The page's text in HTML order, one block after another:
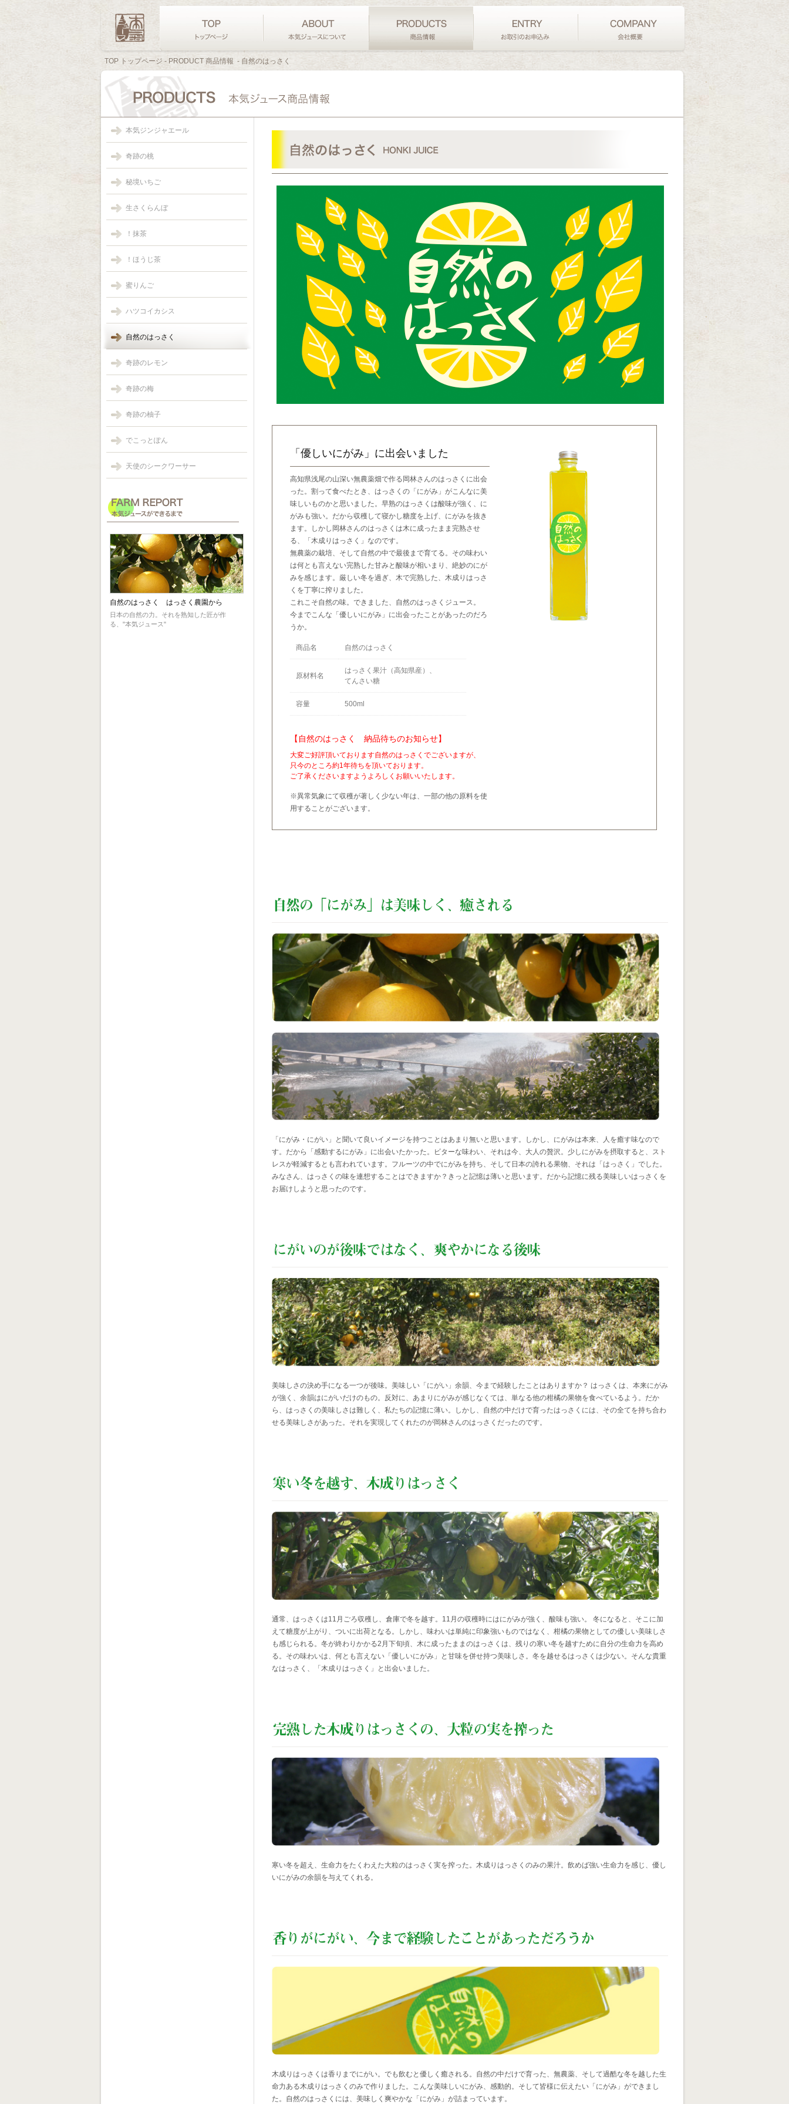
TOP トップページ - PRODUCT 商品情報 - 自然のはっさく
「優しいにがみ」に出会いました
高知県浅尾の山深い無農薬畑で作る岡林さんのはっさくに出会
った。割って食べたとき、はっさくの「にがみ」がこんなに美
味しいものかと思いました。早熟のはっさくは酸味が強く、に
がみも強い。だから収穫して寝かし糖度を上げ、にがみを抜き
ます。しかし岡林さんのはっさくは木に成ったまま完熟させ
る、「木成りはっさく」なのです。
無農薬の栽培、そして自然の中で最後まで育てる。その味わい
は何とも言えない完熟した甘みと酸味が相いまり、絶妙のにが
みを感じます。厳しい冬を過ぎ、木で完熟した、木成りはっさ
くを丁寧に搾りました。
これこそ自然の味。できました、自然のはっさくジュース。
今までこんな「優しいにがみ」に出会ったことがあったのだろ
うか。
商品名 自然のはっさく
原材料名
はっさく果汁（高知県産）、
てんさい糖
容量 500ml
【自然のはっさく 納品待ちのお知らせ】
大変ご好評頂いております自然のはっさくでございますが、
只今のところ約1年待ちを頂いております。
ご了承くださいますようよろしくお願いいたします。
※異常気象にて収穫が著しく少ない年は、一部の他の原料を使
用することがございます。
「にがみ・にがい」と聞いて良いイメージを持つことはあまり無いと思います。しかし、にがみは本来、人を癒す味なので
す。だから「感動するにがみ」に出会いたかった。ビターな味わい、それは今、大人の贅沢。少しにがみを摂取すると、スト
レスが軽減するとも言われています。フルーツの中でにがみを持ち、そして日本の誇れる果物、それは「はっさく」でした。
みなさん、はっさくの味を連想することはできますか？きっと記憶は薄いと思います。だから記憶に残る美味しいはっさくを
お届けしようと思ったのです。
美味しさの決め手になる一つが後味。美味しい「にがい」余韻、今まで経験したことはありますか？ はっさくは、本来にがみ
が強く、余韻はにがいだけのもの。反対に、あまりにがみが感じなくては、単なる他の柑橘の果物を食べているよう。だか
ら、はっさくの美味しさは難しく、私たちの記憶に薄い。しかし、自然の中だけで育ったはっさくには、その全てを持ち合わ
せる美味しさがあった。それを実現してくれたのが岡林さんのはっさくだったのです。
通常、はっさくは11月ごろ収穫し、倉庫で冬を越す。11月の収穫時にはにがみが強く、酸味も強い。 冬になると、そこに加
えて糖度が上がり、ついに出荷となる。しかし、味わいは単純に印象強いものではなく、柑橘の果物としての優しい美味しさ
も感じられる。冬が終わりかかる2月下旬頃、木に成ったままのはっさくは、残りの寒い冬を越すために自分の生命力を高め
る。その味わいは、何とも言えない「優しいにがみ」と甘味を併せ持つ美味しさ。冬を越せるはっさくは少ない。そんな貴重
なはっさく、「木成りはっさく」と出会いました。
寒い冬を超え、生命力をたくわえた大粒のはっさく実を搾った。木成りはっさくのみの果汁。飲めば強い生命力を感じ、優し
いにがみの余韻を与えてくれる。
木成りはっさくは香りまでにがい。でも飲むと優しく癒される。自然の中だけで育った、無農薬、そして過酷な冬を越した生
命力ある木成りはっさくのみで作りました。こんな美味しいにがみ、感動的。そして皆様に伝えたい「にがみ」ができまし
た。自然のはっさくには、美味しく爽やかな「にがみ」が詰まっています。
本気ジンジャエール
奇跡の桃
秘境いちご
生さくらんぼ
！抹茶
！ほうじ茶
蜜りんご
ハツコイカシス
自然のはっさく
奇跡のレモン
奇跡の梅
奇跡の柚子
でこっとぽん
天使のシークワーサー
自然のはっさく はっさく農園から
日本の自然の力。それを熟知した匠が作
る、"本気ジュース"